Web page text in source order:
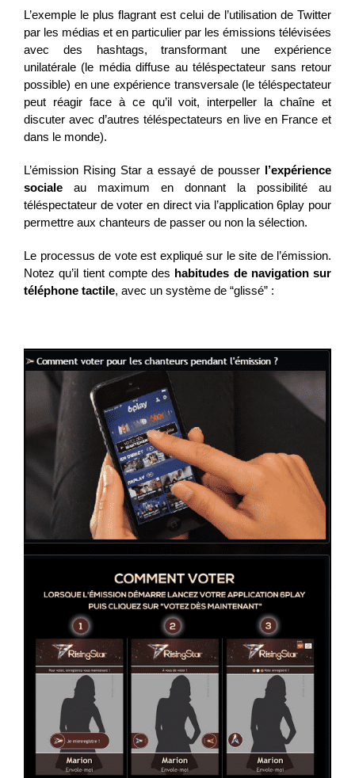
L’exemple le plus flagrant est celui de l’utilisation de Twitter
par les médias et en particulier par les émissions télévisées
avec des hashtags, transformant une expérience
unilatérale (le média diffuse au téléspectateur sans retour
possible) en une expérience transversale (le téléspectateur
peut réagir face à ce qu’il voit, interpeller la chaîne et
discuter avec d’autres téléspectateurs en live en France et
dans le monde).
L’émission Rising Star a essayé de pousser l’expérience
sociale au maximum en donnant la possibilité au
téléspectateur de voter en direct via l’application 6play pour
permettre aux chanteurs de passer ou non la sélection.
Le processus de vote est expliqué sur le site de l’émission.
Notez qu’il tient compte des habitudes de navigation sur
téléphone tactile, avec un système de “glissé” :